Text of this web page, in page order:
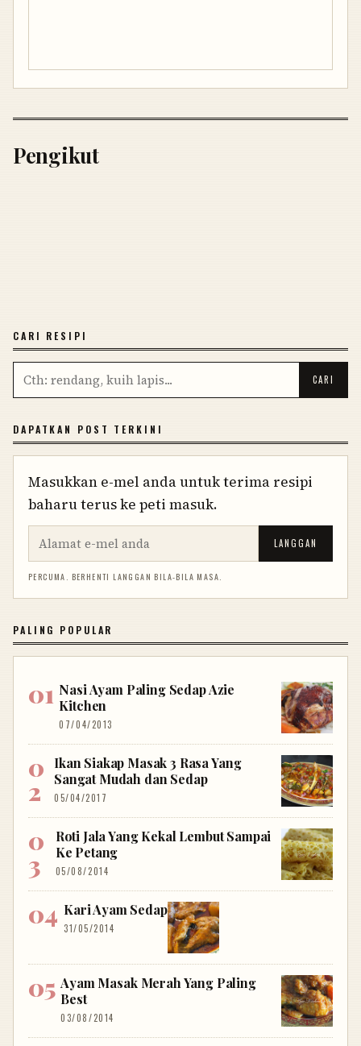
Pengikut
CARI RESIPI
DAPATKAN POST TERKINI
Masukkan e-mel anda untuk terima resipi
baharu terus ke peti masuk.
LANGGAN
PERCUMA. BERHENTI LANGGAN BILA-BILA MASA.
PALING POPULAR
Nasi Ayam Paling Sedap Azie
Kitchen
07/04/2013
Ikan Siakap Masak 3 Rasa Yang
Sangat Mudah dan Sedap
05/04/2017
Roti Jala Yang Kekal Lembut Sampai
Ke Petang
05/08/2014
Kari Ayam Sedap
31/05/2014
Ayam Masak Merah Yang Paling
Best
03/08/2014